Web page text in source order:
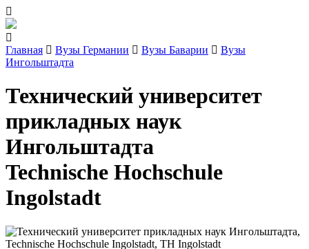
Главная Вузы Германии Вузы Баварии
Вузы
Ингольштадта
Технический университет
прикладных наук
Ингольштадта
Technische Hochschule
Ingolstadt